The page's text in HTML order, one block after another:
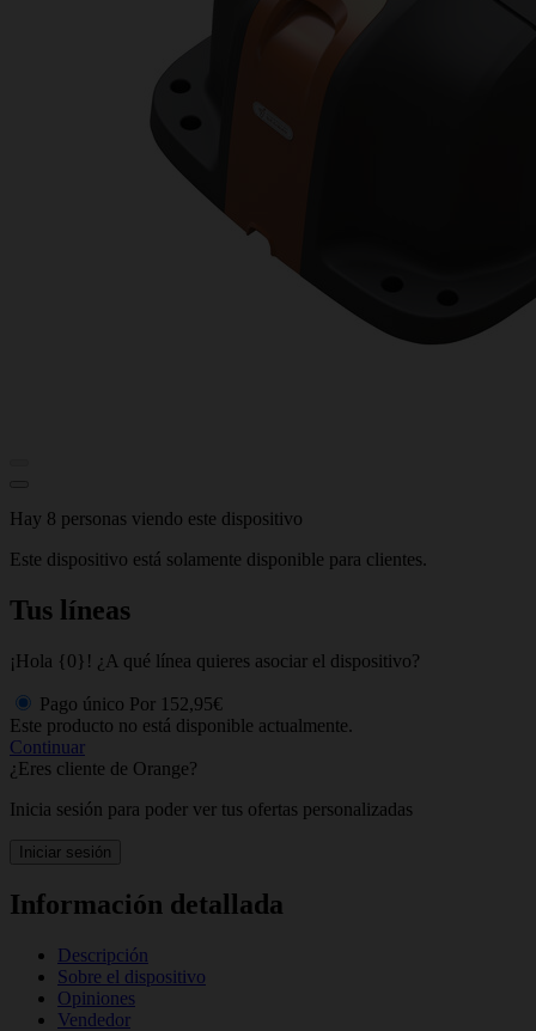
Hay 8 personas viendo este dispositivo
Este dispositivo está solamente disponible para clientes.
Tus líneas
¡Hola {0}! ¿A qué línea quieres asociar el dispositivo?
Pago único Por 152,95€
Este producto no está disponible actualmente.
Continuar
¿Eres cliente de Orange?
Inicia sesión para poder ver tus ofertas personalizadas
Iniciar sesión
Información detallada
Descripción
Sobre el dispositivo
Opiniones
Vendedor